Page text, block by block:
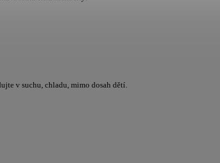
v suchu, chladu, mimo dosah dětí.